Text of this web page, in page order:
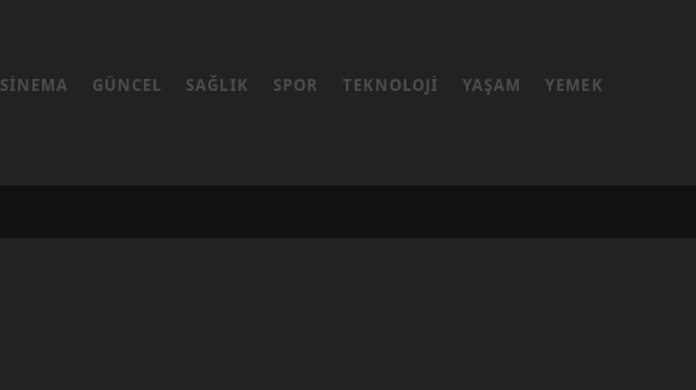
SINEMA GÜNCEL SAĞLIK SPOR TEKNOLOJI YAŞAM YEMEK